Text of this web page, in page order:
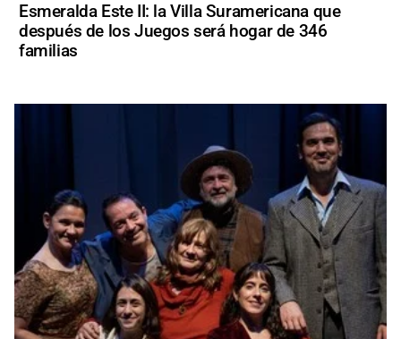
Esmeralda Este II: la Villa Suramericana que
después de los Juegos será hogar de 346
familias